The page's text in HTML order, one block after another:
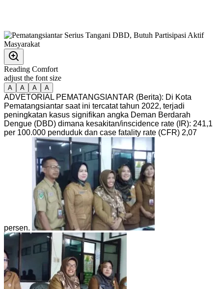
Reading Comfort
adjust the font size
A A A A
ADVETORIAL PEMATANGSIANTAR (Berita): Di Kota
Pematangsiantar saat ini tercatat tahun 2022, terjadi
peningkatan kasus signifikan angka Deman Berdarah
Dengue (DBD) dimana kesakitan/inscidence rate (IR): 241,1
per 100.000 penduduk dan case fatality rate (CFR) 2,07
persen.